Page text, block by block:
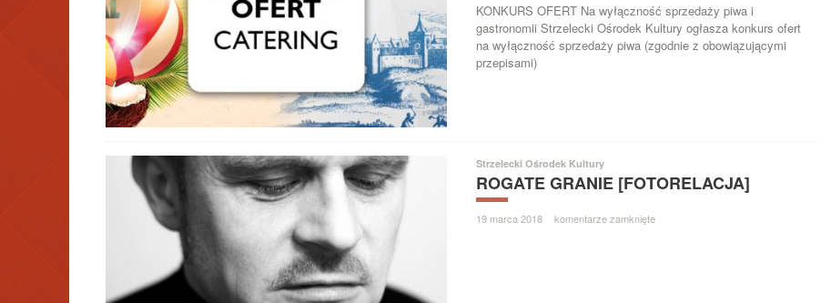
KONKURS OFERT Na wyłączność sprzedaży piwa i
gastronomii Strzelecki Ośrodek Kultury ogłasza konkurs ofert
na wyłączność sprzedaży piwa (zgodnie z obowiązującymi
przepisami)
Strzelecki Ośrodek Kultury
ROGATE GRANIE [FOTORELACJA]
19 marca 2018 · komentarze zamknięte ·